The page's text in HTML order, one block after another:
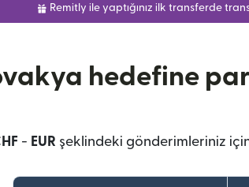
Remitly ile yaptığınız ilk transferde
hedefine
- EUR şeklindeki gönderimleriniz